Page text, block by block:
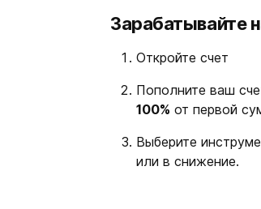
Зарабатывайте
Откройте счет
Пополните ваш
100% от первой
Выберите
или в снижение.